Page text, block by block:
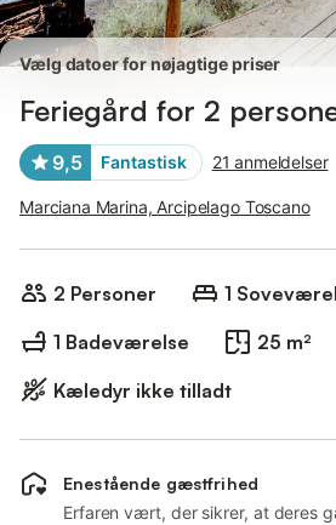
Vælg datoer for nøjagtige priser
Feriegård for 2
9,5 Fantastisk 21 anmeldelser
Marciana Marina, Arcipelago Toscano
2 Personer
1
1 Badeværelse
25 m²
Kæledyr ikke tilladt
Enestående gæstfrihed
Erfaren vært, der sikrer, at deres